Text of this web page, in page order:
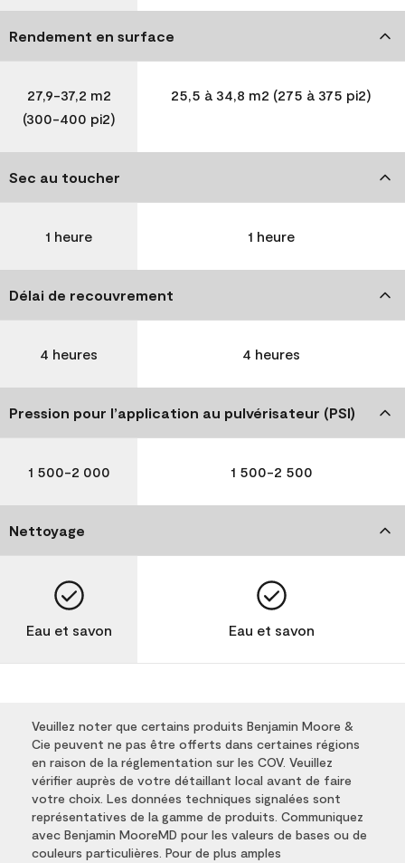
Rendement en surface
27,9-37,2 m2
(300-400 pi2)
25,5 à 34,8 m2 (275 à 375 pi2)
Sec au toucher
1 heure 1 heure
Délai de recouvrement
4 heures 4 heures
Pression pour l’application au pulvérisateur (PSI)
1 500-2 000 1 500-2 500
Nettoyage
Eau et savon Eau et savon
Veuillez noter que certains produits Benjamin Moore &
Cie peuvent ne pas être offerts dans certaines régions
en raison de la réglementation sur les COV. Veuillez
vérifier auprès de votre détaillant local avant de faire
votre choix. Les données techniques signalées sont
représentatives de la gamme de produits. Communiquez
avec Benjamin MooreMD pour les valeurs de bases ou de
couleurs particulières. Pour de plus amples